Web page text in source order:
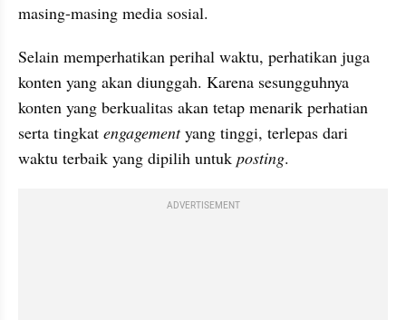
masing-masing media sosial.
Selain memperhatikan perihal waktu, perhatikan juga
konten yang akan diunggah. Karena sesungguhnya
konten yang berkualitas akan tetap menarik perhatian
serta tingkat engagement yang tinggi, terlepas dari
waktu terbaik yang dipilih untuk posting.
ADVERTISEMENT